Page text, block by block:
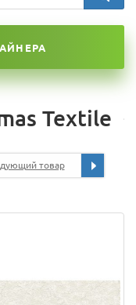
Textile
товар